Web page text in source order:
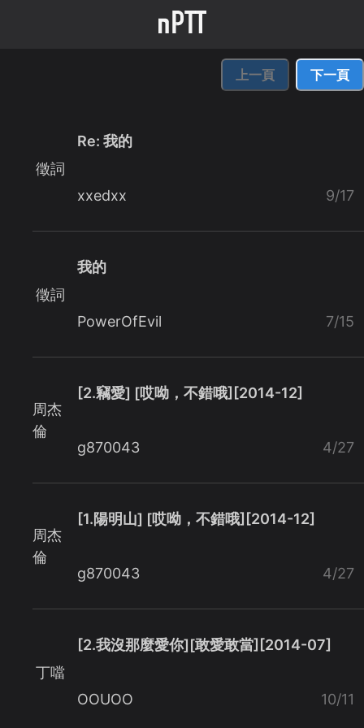
上一頁 下一頁
徵詞
Re: 我的
xxedxx 9/17
徵詞
我的
PowerOfEvil 7/15
周杰
倫
[2.竊愛] [哎呦，不錯哦][2014-12]
g870043 4/27
周杰
倫
[1.陽明山] [哎呦，不錯哦][2014-12]
g870043 4/27
丁噹
[2.我沒那麼愛你][敢愛敢當][2014-07]
OOUOO 10/11